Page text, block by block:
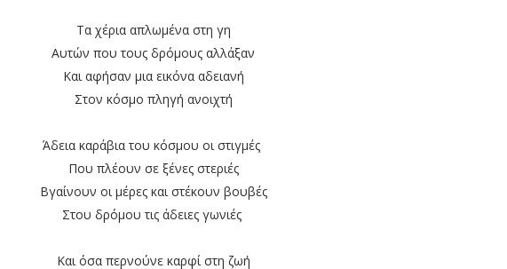
Τα χέρια απλωμένα στη γη
Αυτών που τους δρόμους αλλάξαν
Και αφήσαν μια εικόνα αδειανή
Στον κόσμο πληγή ανοιχτή
Άδεια καράβια του κόσμου οι στιγμές
Που πλέουν σε ξένες στεριές
Βγαίνουν οι μέρες και στέκουν βουβές
Στου δρόμου τις άδειες γωνιές
Και όσα περνούνε καρφί στη ζωή